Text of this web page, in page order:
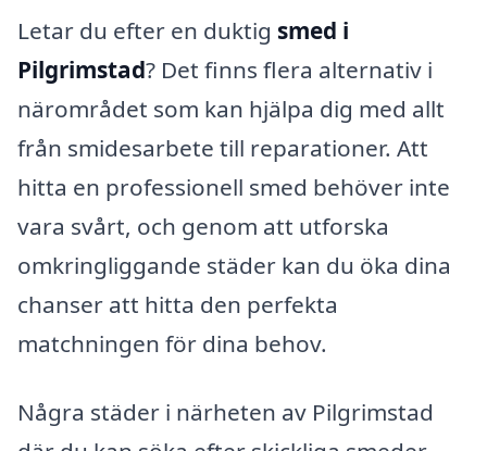
Letar du efter en duktig smed i
Pilgrimstad? Det finns flera alternativ i
närområdet som kan hjälpa dig med allt
från smidesarbete till reparationer. Att
hitta en professionell smed behöver inte
vara svårt, och genom att utforska
omkringliggande städer kan du öka dina
chanser att hitta den perfekta
matchningen för dina behov.
Några städer i närheten av Pilgrimstad